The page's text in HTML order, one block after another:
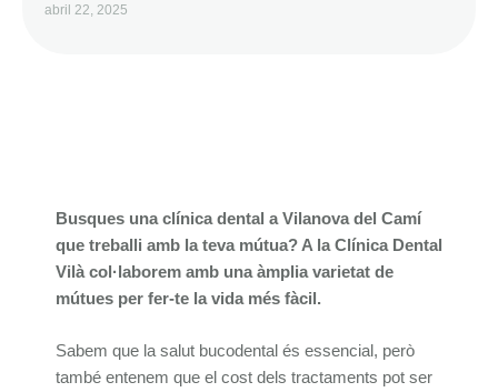
abril 22, 2025
Busques una clínica dental a Vilanova del Camí
que treballi amb la teva mútua? A la Clínica Dental
Vilà col·laborem amb una àmplia varietat de
mútues per fer-te la vida més fàcil.
Sabem que la salut bucodental és essencial, però
també entenem que el cost dels tractaments pot ser